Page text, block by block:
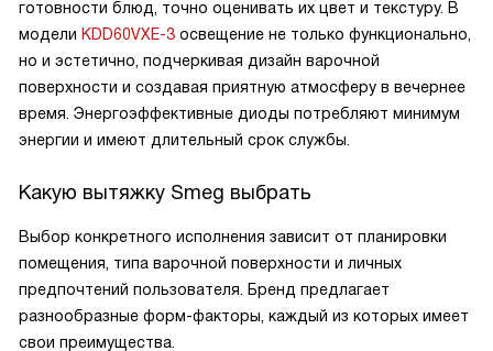
готовности блюд, точно оценивать их цвет и текстуру. В
модели KDD60VXE-3 освещение не только функционально,
но и эстетично, подчеркивая дизайн варочной
поверхности и создавая приятную атмосферу в вечернее
время. Энергоэффективные диоды потребляют минимум
энергии и имеют длительный срок службы.
Какую вытяжку Smeg выбрать
Выбор конкретного исполнения зависит от планировки
помещения, типа варочной поверхности и личных
предпочтений пользователя. Бренд предлагает
разнообразные форм-факторы, каждый из которых имеет
свои преимущества.